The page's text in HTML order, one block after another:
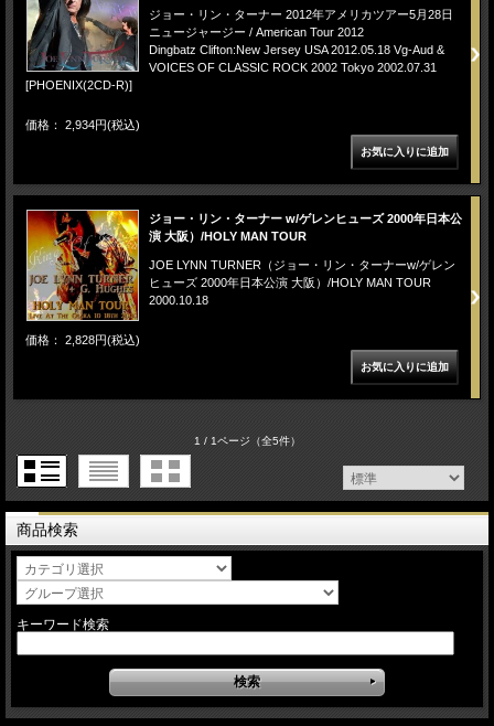
ジョー・リン・ターナー 2012年アメリカツアー5月28日
ニュージャージー / American Tour 2012
Dingbatz Clifton:New Jersey USA 2012.05.18 Vg-Aud &
VOICES OF CLASSIC ROCK 2002 Tokyo 2002.07.31
[PHOENIX(2CD-R)]
価格： 2,934円(税込)
ジョー・リン・ターナー w/ゲレンヒューズ 2000年日本公
演 大阪）/HOLY MAN TOUR
JOE LYNN TURNER（ジョー・リン・ターナーw/ゲレン
ヒューズ 2000年日本公演 大阪）/HOLY MAN TOUR
2000.10.18
価格： 2,828円(税込)
1 / 1ページ（全5件）
商品検索
キーワード検索